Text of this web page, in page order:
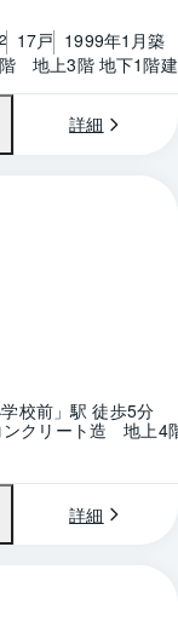
2 17戸 1999年1月築
　地上3階 地下1階建
詳細
間取り
校前」駅 徒歩5分
クリート造　地上4
詳細
間取り